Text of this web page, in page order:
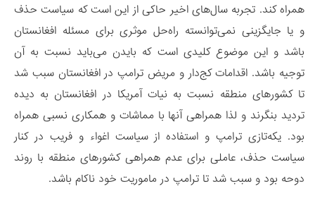
همراه کند. تجربه سال‏‌های اخیر حاکی از این است که سیاست حذف
و یا جایگزینی نمی‌توانسته راه‌حل موثری برای مسئله افغانستان
باشد و این موضوع کلیدی­ است که بایدن می‌­باید نسبت به آن
توجیه باشد. اقدامات کج‌دار و مریض ترامپ در افغانستان سبب شد
تا کشورهای منطقه نسبت به نیات آمریکا در افغانستان به دیده
تردید بنگرند و لذا همراهی آنها با مماشات و همکاری نسبی همراه
بود. یکه‌تازی ترامپ و استفاده از سیاست اغواء و فریب در کنار
سیاست حذف، عاملی برای عدم همراهی کشورهای منطقه با روند
دوحه بود و سبب شد تا ترامپ در ماموریت خود ناکام باشد.